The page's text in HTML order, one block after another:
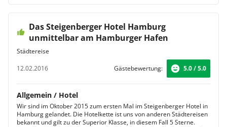
Das Steigenberger Hotel Hamburg
unmittelbar am Hamburger Hafen
Städtereise
12.02.2016
Gästebewertung: 5.0 / 5.0
Allgemein / Hotel
Wir sind im Oktober 2015 zum ersten Mal im Steigenberger Hotel in
Hamburg gelandet. Die Hotelkette ist uns von anderen Städtereisen
bekannt und gilt zu der Superior Klasse, in diesem Fall 5 Sterne.